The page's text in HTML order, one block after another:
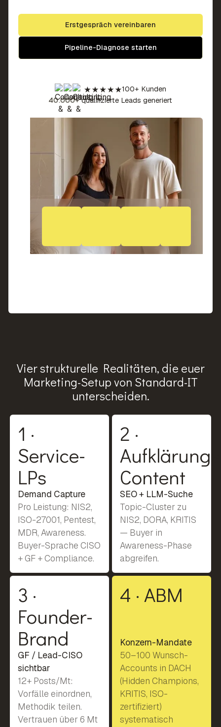
Erstgespräch vereinbaren
Pipeline-Diagnose starten
100+ Kunden
40.000+qualifizierte Leads generiert
Vier strukturelle Realitäten, die euer
Marketing-Setup von Standard-IT
unterscheiden.
1 ·
Service-
LPs
Demand Capture
Pro Leistung: NIS2,
ISO-27001, Pentest,
MDR, Awareness.
Buyer-Sprache CISO
+ GF + Compliance.
2 ·
Content
SEO + LLM-Suche
Topic-Cluster zu
NIS2, DORA, KRITIS
— Buyer in
Awareness-Phase
abgreifen.
3 ·
Founder-
Brand
GF / Lead-CISO
sichtbar
12+ Posts/Mt:
Vorfälle einordnen,
Methodik teilen.
Vertrauen über 6 Mt
4 · ABM
Konzern-Mandate
50–100 Wunsch-
Accounts in DACH
(Hidden Champions,
KRITIS, ISO-
zertifiziert)
systematisch